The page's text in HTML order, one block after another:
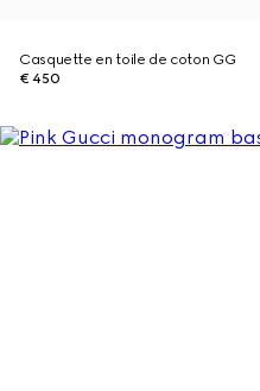
Casquette en toile de coton GG
€ 450